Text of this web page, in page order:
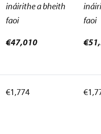
ináirithe a bheith
faoi
€47,010
faoi
€1,774